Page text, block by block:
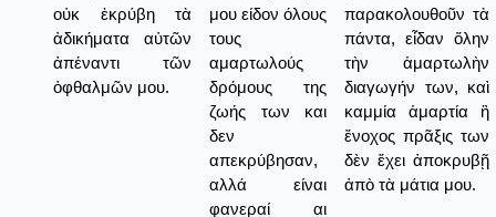
οὐκ ἐκρύβη τὰ
ἀδικήματα αὐτῶν
ἀπέναντι τῶν
ὀφθαλμῶν μου.
μου είδον όλους
τους
αμαρτωλούς
δρόμους της
ζωής των και
δεν
απεκρύβησαν,
αλλά είναι
φανεραί αι
παρακολουθοῦν τὰ
πάντα, εἶδαν ὅλην
τὴν ἁμαρτωλὴν
διαγωγήν των, καὶ
καμμία ἁμαρτία ἢ
ἔνοχος πρᾶξις των
δὲν ἔχει ἀποκρυβῇ
ἀπὸ τὰ μάτια μου.